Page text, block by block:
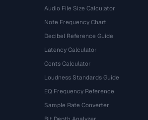
Audio File Size Calculator
Note Frequency Chart
Decibel Reference Guide
Latency Calculator
Cents Calculator
Loudness Standards Guide
EQ Frequency Reference
Sample Rate Converter